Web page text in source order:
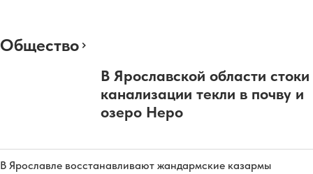
Общество
В Ярославской области стоки
канализации текли в почву и
озеро Неро
В Ярославле восстанавливают жандармские казармы